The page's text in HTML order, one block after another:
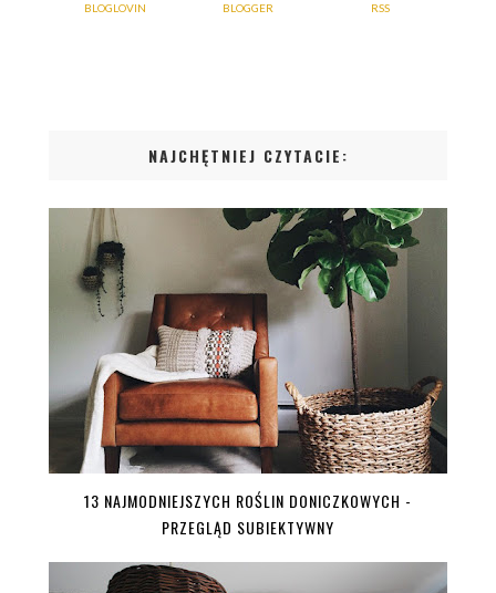
BLOGLOVIN BLOGGER RSS
NAJCHĘTNIEJ CZYTACIE:
13 NAJMODNIEJSZYCH ROŚLIN DONICZKOWYCH -
PRZEGLĄD SUBIEKTYWNY